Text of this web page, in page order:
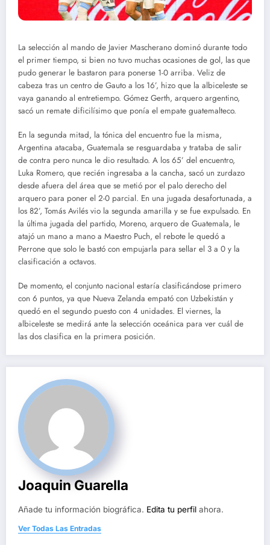
La selección al mando de Javier Mascherano dominó durante todo
el primer tiempo, si bien no tuvo muchas ocasiones de gol, las que
pudo generar le bastaron para ponerse 1-0 arriba. Veliz de
cabeza tras un centro de Gauto a los 16’, hizo que la albiceleste se
vaya ganando al entretiempo. Gómez Gerth, arquero argentino,
sacó un remate dificilísimo que ponía el empate guatemalteco.
En la segunda mitad, la tónica del encuentro fue la misma,
Argentina atacaba, Guatemala se resguardaba y trataba de salir
de contra pero nunca le dio resultado. A los 65’ del encuentro,
Luka Romero, que recién ingresaba a la cancha, sacó un zurdazo
desde afuera del área que se metió por el palo derecho del
arquero para poner el 2-0 parcial. En una jugada desafortunada, a
los 82’, Tomás Avilés vio la segunda amarilla y se fue expulsado. En
la última jugada del partido, Moreno, arquero de Guatemala, le
atajó un mano a mano a Maestro Puch, el rebote le quedó a
Perrone que solo le bastó con empujarla para sellar el 3 a 0 y la
clasificación a octavos.
De momento, el conjunto nacional estaría clasificándose primero
con 6 puntos, ya que Nueva Zelanda empató con Uzbekistán y
quedó en el segundo puesto con 4 unidades. El viernes, la
albiceleste se medirá ante la selección oceánica para ver cuál de
las dos clasifica en la primera posición.
Joaquin Guarella
Añade tu información biográfica. Edita tu perfil ahora.
Ver Todas Las Entradas